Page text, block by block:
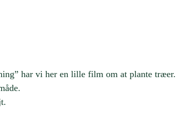
har vi her en lille film om at plante træer.